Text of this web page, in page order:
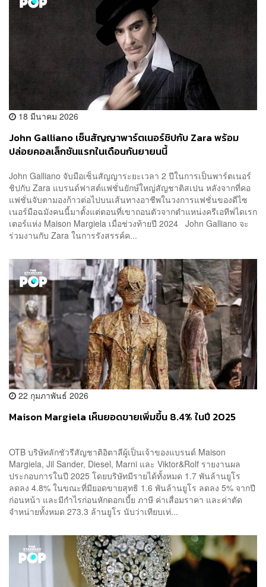
18 มีนาคม 2026
John Galliano เซ็นสัญญาพาร์ตเนอร์ชิปกับ Zara พร้อม
ปล่อยคอลเล็กชันแรกในเดือนกันยายนนี้
John Galliano จับมือเซ็นสัญญาระยะเวลา 2 ปีในการเป็นพาร์ตเนอร์
ชิปกับ Zara แบรนด์ฟาสต์แฟชั่นยักษ์ใหญ่สัญชาติสเปน หลังจากที่คอ
แฟชั่นจับตามองก้าวต่อไปบนเส้นทางอาชีพในวงการแฟชั่นของดีไซ
เนอร์มือฉมังคนนี้มาตั้งแต่ตอนที่เขาถอนตัวจากตำแหน่งครีเอทีฟไดเรก
เตอร์แห่ง Maison Margiela เมื่อช่วงท้ายปี 2024 John Galliano จะ
ร่วมงานกับ Zara ในการรังสรรค์ค...
22 กุมภาพันธ์ 2026
Maison Margiela เห็นยอดขายเพิ่มขึ้น 8.4% ในปี 2025
OTB บริษัทลักชัวรีสัญชาติอิตาลีผู้เป็นเจ้าของแบรนด์ Maison
Margiela, Jil Sander, Diesel, Marni และ Viktor&Rolf รายงานผล
ประกอบการในปี 2025 โดยบริษัทมีรายได้ทั้งหมด 1.7 พันล้านยูโร
ลดลง 4.8% ในขณะที่มียอดขายสุทธิ 1.6 พันล้านยูโร ลดลง 5% จากปี
ก่อนหน้า และมีกำไรก่อนหักดอกเบี้ย ภาษี ค่าเสื่อมราคา และค่าตัด
จำหน่ายทั้งหมด 273.3 ล้านยูโร นับว่าเทียบเท่...